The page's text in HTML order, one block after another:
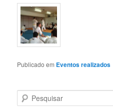
Publicado em Eventos realizados
e